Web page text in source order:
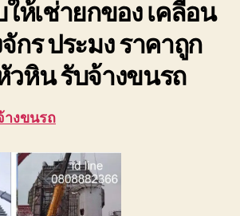
ให้เช่ายกของ เคลื่อน
กร ประมง ราคาถูก
หิน รับจ้างขนรถ
งขนรถ